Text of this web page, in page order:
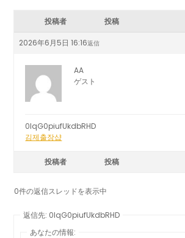
投稿者 投稿
2026年6月5日 16:16返信
AA
ゲスト
0lqG0piufUkdbRHD
김제출장샵
投稿者 投稿
0件の返信スレッドを表示中
返信先: 0lqG0piufUkdbRHD
あなたの情報: